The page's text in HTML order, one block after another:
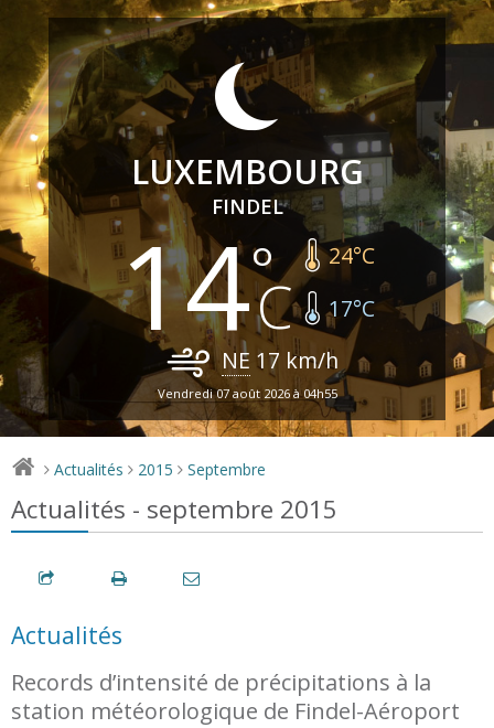
LUXEMBOURG
FINDEL
14 24°C
17°C
NE 17 km/h
Vendredi 07 août 2026 à 04h55
> Actualités > 2015 > Septembre
Actualités - septembre 2015
Actualités
Records d’intensité de précipitations à la
station météorologique de Findel-Aéroport